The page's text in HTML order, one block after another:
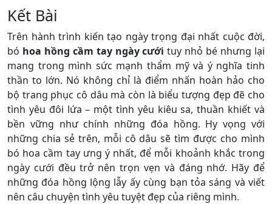
Kết Bài
Trên hành trình kiến tạo ngày trọng đại nhất cuộc đời,
bó hoa hồng cầm tay ngày cưới tuy nhỏ bé nhưng lại
mang trong mình sức mạnh thẩm mỹ và ý nghĩa tinh
thần to lớn. Nó không chỉ là điểm nhấn hoàn hảo cho
bộ trang phục cô dâu mà còn là biểu tượng đẹp đẽ cho
tình yêu đôi lứa – một tình yêu kiêu sa, thuần khiết và
bền vững như chính những đóa hồng. Hy vọng với
những chia sẻ trên, mỗi cô dâu sẽ tìm được cho mình
bó hoa cầm tay ưng ý nhất, để mỗi khoảnh khắc trong
ngày cưới đều trở nên trọn vẹn và đáng nhớ. Hãy để
những đóa hồng lộng lẫy ấy cùng bạn tỏa sáng và viết
nên câu chuyện tình yêu tuyệt đẹp của riêng mình.